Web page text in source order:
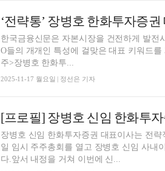
한국금융신문은 자본시장을 건전하게 발전
O들의 개개인 특성에 걸맞은 대표 키워드를 3
주>장병호 한화투...
2025-11-17 월요일 | 정선은 기자
장병호 신임 한화투자증권 대표이사는 전
일 임시 주주총회를 열고 장병호 신임 사내
다.앞서 내정을 거쳐 이번에 신...